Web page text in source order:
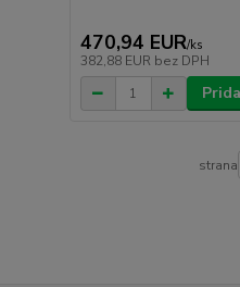
470,94 EUR/ks
382,88 EUR bez DPH
strana